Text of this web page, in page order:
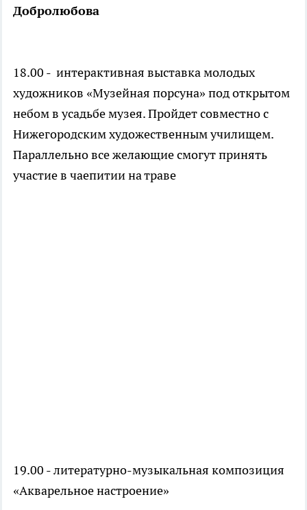
Добролюбова
18.00 - интерактивная выставка молодых
художников «Музейная порсуна» под открытом
небом в усадьбе музея. Пройдет совместно с
Нижегородским художественным училищем.
Параллельно все желающие смогут принять
участие в чаепитии на траве
19.00 - литературно-музыкальная композиция
«Акварельное настроение»